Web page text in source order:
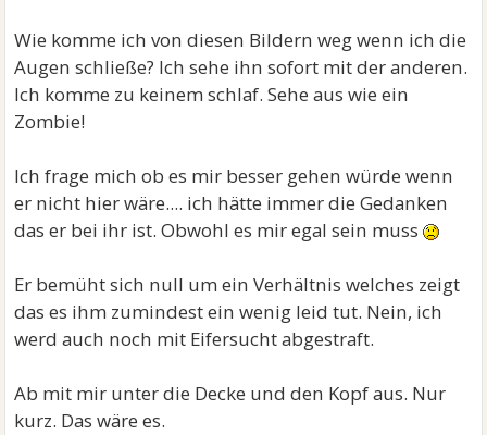
Wie komme ich von diesen Bildern weg wenn ich die
Augen schließe? Ich sehe ihn sofort mit der anderen.
Ich komme zu keinem schlaf. Sehe aus wie ein
Zombie!
Ich frage mich ob es mir besser gehen würde wenn
er nicht hier wäre.... ich hätte immer die Gedanken
das er bei ihr ist. Obwohl es mir egal sein muss
Er bemüht sich null um ein Verhältnis welches zeigt
das es ihm zumindest ein wenig leid tut. Nein, ich
werd auch noch mit Eifersucht abgestraft.
Ab mit mir unter die Decke und den Kopf aus. Nur
kurz. Das wäre es.